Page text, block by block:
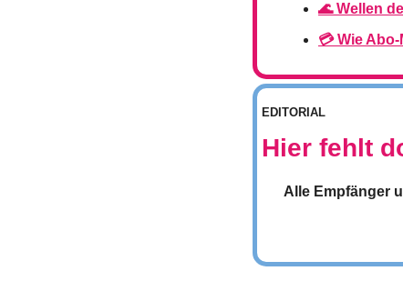
🌊 Wellen
💳 Wie
EDITORIAL
Hier fehlt
Alle Empfänger